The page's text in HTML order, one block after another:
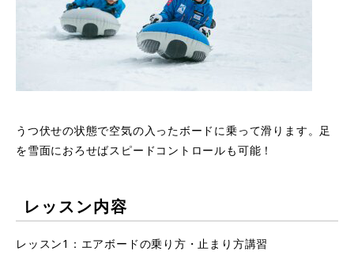
うつ伏せの状態で空気の入ったボードに乗って滑ります。足
を雪面におろせばスピードコントロールも可能！
レッスン内容
レッスン1：エアボードの乗り方・止まり方講習